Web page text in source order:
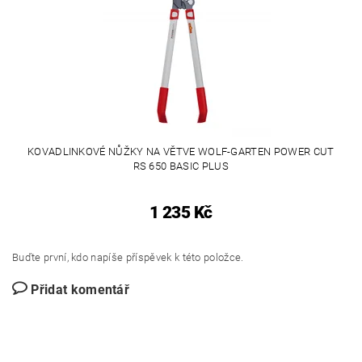
KOVADLINKOVÉ NŮŽKY NA VĚTVE WOLF-GARTEN POWER CUT
RS 650 BASIC PLUS
1 235 Kč
Buďte první, kdo napíše příspěvek k této položce.
Přidat komentář